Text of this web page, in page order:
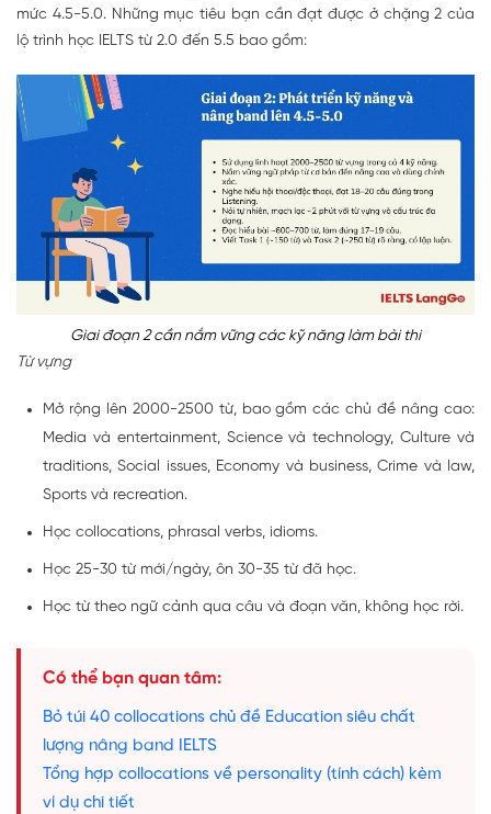
mức 4.5-5.0. Những mục tiêu bạn cần đạt được ở chặng 2 của
lộ trình học IELTS từ 2.0 đến 5.5 bao gồm:
Giai đoạn 2 cần nắm vững các kỹ năng làm bài thi
Từ vựng
Mở rộng lên 2000-2500 từ, bao gồm các chủ đề nâng cao:
Media và entertainment, Science và technology, Culture và
traditions, Social issues, Economy và business, Crime và law,
Sports và recreation.
Học collocations, phrasal verbs, idioms.
Học 25-30 từ mới/ngày, ôn 30-35 từ đã học.
Học từ theo ngữ cảnh qua câu và đoạn văn, không học rời.
Có thể bạn quan tâm:
Bỏ túi 40 collocations chủ đề Education siêu chất
lượng nâng band IELTS
Tổng hợp collocations về personality (tính cách) kèm
ví dụ chi tiết